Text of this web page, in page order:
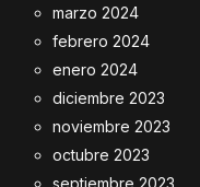
marzo 2024
febrero 2024
enero 2024
diciembre 2023
noviembre 2023
octubre 2023
septiembre 2023